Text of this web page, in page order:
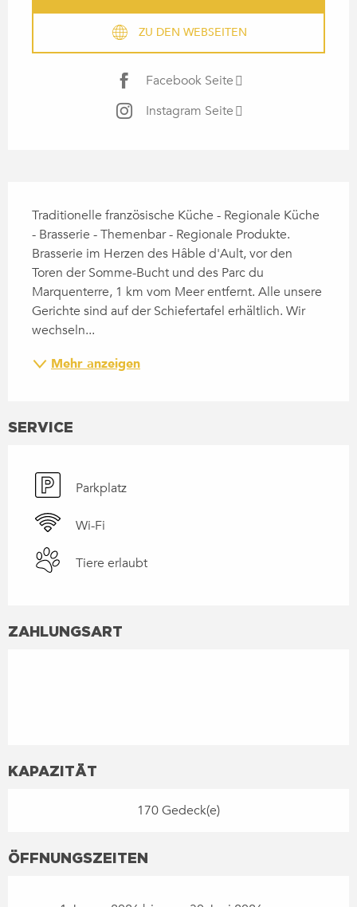
ZU DEN WEBSEITEN
Facebook Seite
Instagram Seite
Traditionelle französische Küche - Regionale Küche
- Brasserie - Themenbar - Regionale Produkte.
Brasserie im Herzen des Hâble d'Ault, vor den
Toren der Somme-Bucht und des Parc du
Marquenterre, 1 km vom Meer entfernt. Alle unsere
Gerichte sind auf der Schiefertafel erhältlich. Wir
wechseln...
Mehr anzeigen
SERVICE
Parkplatz
Wi-Fi
Tiere erlaubt
ZAHLUNGSART
KAPAZITÄT
170 Gedeck(e)
ÖFFNUNGSZEITEN